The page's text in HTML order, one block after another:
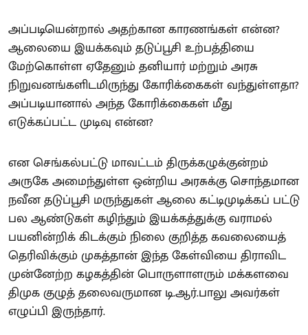
அப்படியென்றால் அதற்கான காரணங்கள் என்ன?
ஆலையை இயக்கவும் தடுப்பூசி உற்பத்தியை
மேற்கொள்ள ஏதேனும் தனியார் மற்றும் அரசு
நிறுவனங்களிடமிருந்து கோரிக்கைகள் வந்துள்ளதா?
அப்படியானால் அந்த கோரிக்கைகள் மீது
எடுக்கப்பட்ட முடிவு என்ன?
என செங்கல்பட்டு மாவட்டம் திருக்கழுக்குன்றம்
அருகே அமைந்துள்ள ஒன்றிய அரசுக்கு சொந்தமான
நவீன தடுப்பூசி மருந்துகள் ஆலை கட்டிமுடிக்கப் பட்டு
பல ஆண்டுகள் கழிந்தும் இயக்கத்துக்கு வராமல்
பயனின்றிக் கிடக்கும் நிலை குறித்த கவலையைத்
தெரிவிக்கும் முகத்தான் இந்த கேள்வியை திராவிட
முன்னேற்ற கழகத்தின் பொருளாளரும் மக்களவை
திமுக குழுத் தலைவருமான டி.ஆர்.பாலு அவர்கள்
எழுப்பி இருந்தார்.